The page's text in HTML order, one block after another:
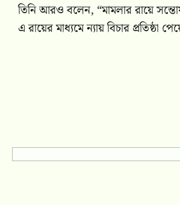
তিনি আরও বলেন, “মামলার রায়ে
এ রায়ের মাধ্যমে ন্যায় বিচার প্রতিষ্ঠা